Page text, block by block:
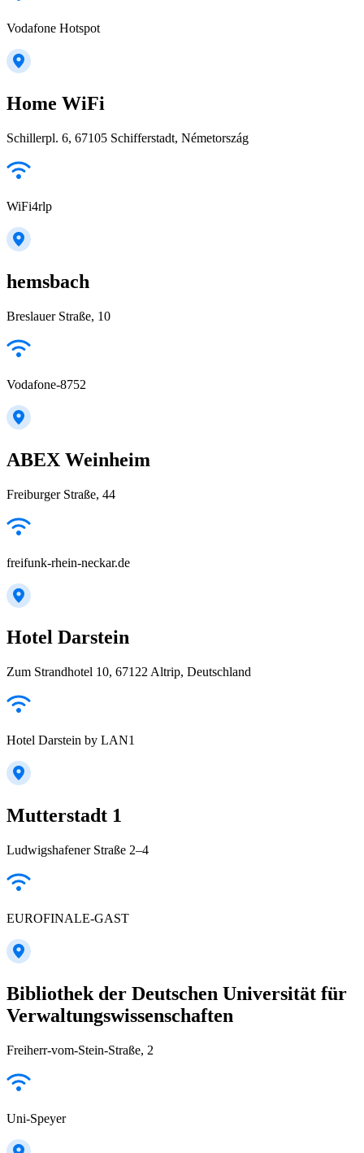
Vodafone Hotspot
Home WiFi
Schillerpl. 6, 67105 Schifferstadt, Németország
WiFi4rlp
hemsbach
Breslauer Straße, 10
Vodafone-8752
ABEX Weinheim
Freiburger Straße, 44
freifunk-rhein-neckar.de
Hotel Darstein
Zum Strandhotel 10, 67122 Altrip, Deutschland
Hotel Darstein by LAN1
Mutterstadt 1
Ludwigshafener Straße 2–4
EUROFINALE-GAST
Bibliothek der Deutschen Universität für
Verwaltungswissenschaften
Freiherr-vom-Stein-Straße, 2
Uni-Speyer